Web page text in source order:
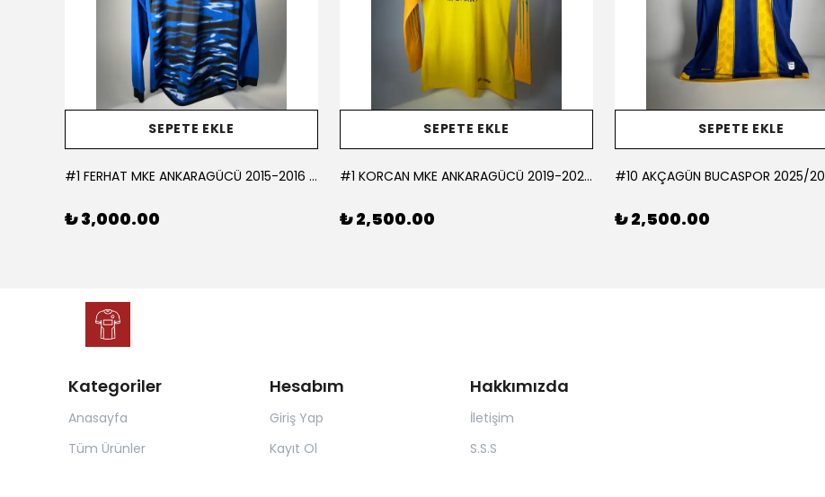
SEPETE EKLE
#1 FERHAT MKE ANKARAGÜCÜ 2015-2016 KALECİ - LARGE
₺ 3,000.00
SEPETE EKLE
#1 KORCAN MKE ANKARAGÜCÜ 2019-2020 KALECİ - MEDIUM
₺ 2,500.00
SEPETE EKLE
₺ 2,500.00
Kategoriler
Anasayfa
Tüm Ürünler
Hesabım
Giriş Yap
Kayıt Ol
Hakkımızda
İletişim
S.S.S